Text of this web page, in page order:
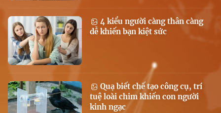
4 kiểu người càng thân càng
dễ khiến bạn kiệt sức
Quạ biết chế tạo công cụ, trí
tuệ loài chim khiến con người
kinh ngạc